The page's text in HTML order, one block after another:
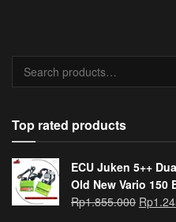
Search
for:
Top rated products
ECU Juken 5++
Old New Vario 150
Rp1.855.000 Rp